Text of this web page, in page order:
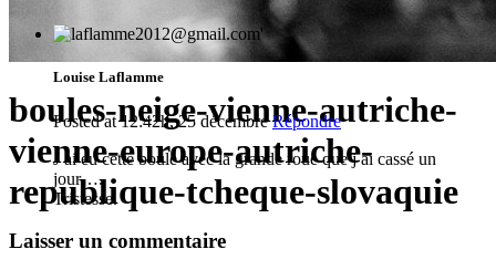
boules-neige-vienne-autriche-
vienne-europe-autriche-
republique-tcheque-slovaquie
Louise Laflamme
Posted at 12:42h, 25 décembre Répondre
J ai eu cette boule avec la grande roue que j ai cassé un
jour….
Tristesse.
Laisser un commentaire